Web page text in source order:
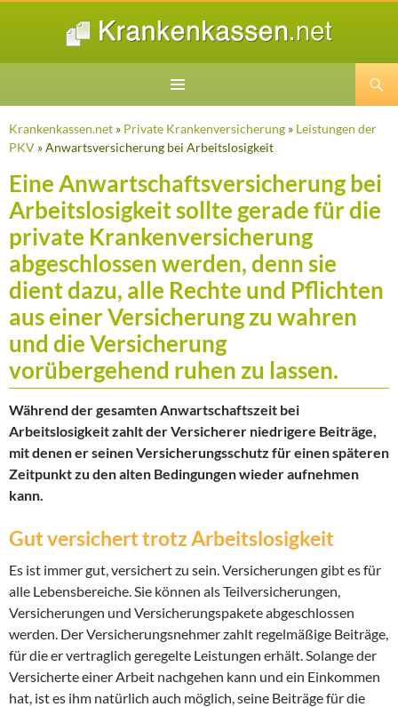
SPRINGEN
Krankenkassen.net » Private Krankenversicherung » Leistungen der
PKV » Anwartsversicherung bei Arbeitslosigkeit
Eine Anwartschaftsversicherung bei
Arbeitslosigkeit sollte gerade für die
private Krankenversicherung
abgeschlossen werden, denn sie
dient dazu, alle Rechte und Pflichten
aus einer Versicherung zu wahren
und die Versicherung
vorübergehend ruhen zu lassen.
Während der gesamten Anwartschaftszeit bei
Arbeitslosigkeit zahlt der Versicherer niedrigere Beiträge,
mit denen er seinen Versicherungsschutz für einen späteren
Zeitpunkt zu den alten Bedingungen wieder aufnehmen
kann.
Gut versichert trotz Arbeitslosigkeit
Es ist immer gut, versichert zu sein. Versicherungen gibt es für
alle Lebensbereiche. Sie können als Teilversicherungen,
Versicherungen und Versicherungspakete abgeschlossen
werden. Der Versicherungsnehmer zahlt regelmäßige Beiträge,
für die er vertraglich geregelte Leistungen erhält. Solange der
Versicherte einer Arbeit nachgehen kann und ein Einkommen
hat, ist es ihm natürlich auch möglich, seine Beiträge für die